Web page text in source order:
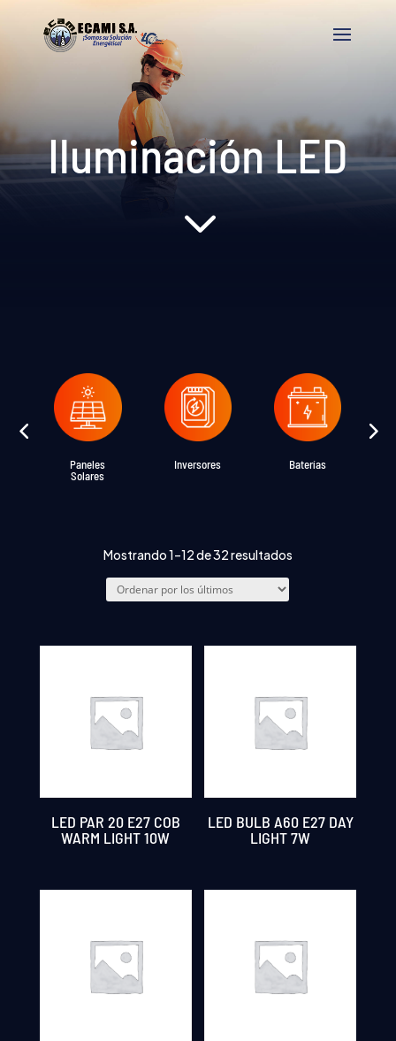
Iluminación LED
3
Paneles
Solares
Inversores Baterías
Mostrando 1–12 de 32 resultados
Sorted
by
latest
LED PAR 20 E27 COB
WARM LIGHT 10W
LED BULB A60 E27 DAY
LIGHT 7W